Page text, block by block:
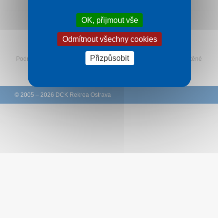
Sledujte Rekreu na Facebooku
Podmínky Ochrana osobních údajů zákazníků
Tištěné
© 2005 – 2026 DCK Rekrea Ostrava
OK, přijmout vše
Odmítnout všechny cookies
Přizpůsobit